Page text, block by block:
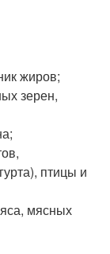
жиров;
зерен,
птицы и
мясных